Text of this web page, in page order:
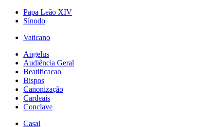
Papa Leão XIV
Sínodo
Vaticano
Angelus
Audiência Geral
Beatificacao
Bispos
Canonização
Cardeais
Conclave
Casal